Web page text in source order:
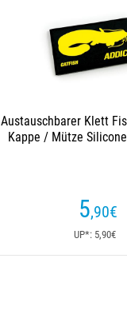
Austauschbarer Klett
Kappe / Mütze
5,90€
UP*: 5,90€